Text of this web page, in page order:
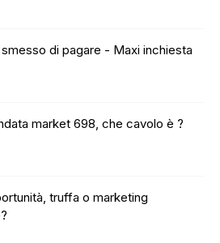
smesso di pagare - Maxi inchiesta
market 698, che cavolo è ?
truffa o marketing